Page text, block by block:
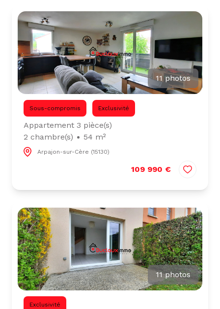
11 photos
Sous-compromis Exclusivité
Appartement 3 pièce(s)
2 chambre(s)
54 m²
Arpajon-sur-Cère (15130)
109 990 €
11 photos
Exclusivité